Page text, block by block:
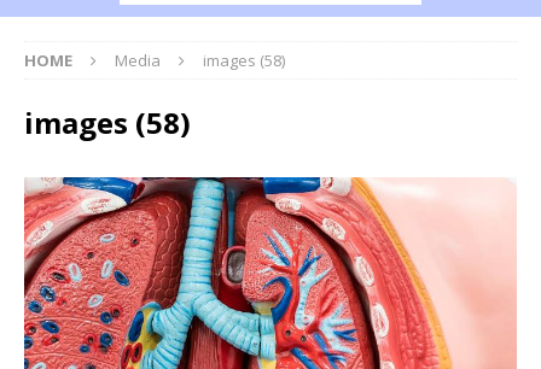
HOME Media images (58)
images (58)